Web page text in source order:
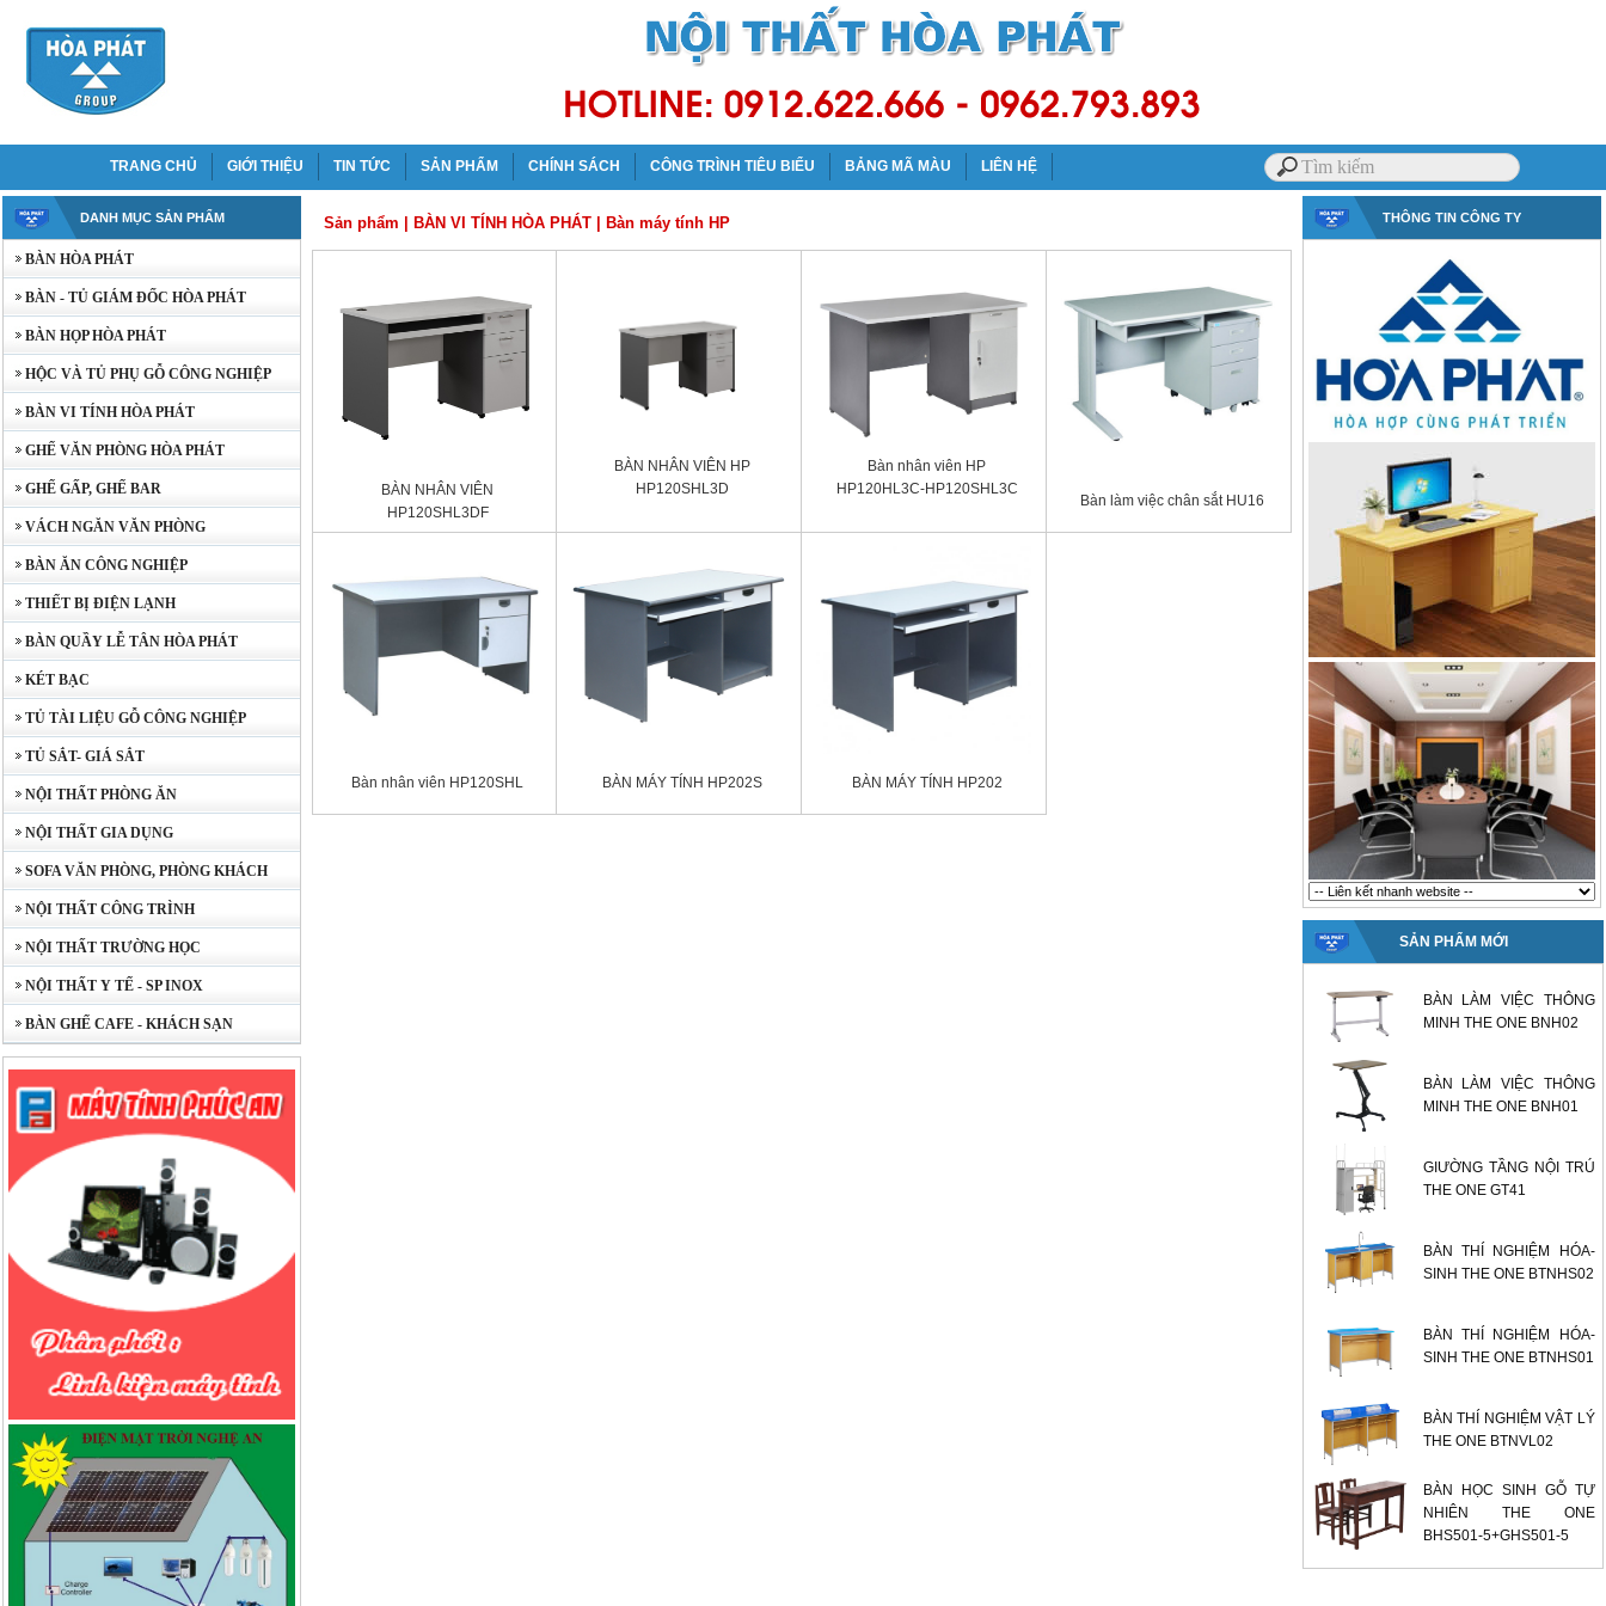
TRANG CHỦ GIỚI THIỆU TIN TỨC SẢN PHẨM CHÍNH SÁCH CÔNG TRÌNH TIÊU BIỂU BẢNG MÃ MÀU LIÊN HỆ
DANH MỤC SẢN PHẨM
BÀN HÒA PHÁT
BÀN - TỦ GIÁM ĐỐC HÒA PHÁT
BÀN HỌP HÒA PHÁT
HỘC VÀ TỦ PHỤ GỖ CÔNG NGHIỆP
BÀN VI TÍNH HÒA PHÁT
GHẾ VĂN PHÒNG HÒA PHÁT
GHẾ GẤP, GHẾ BAR
VÁCH NGĂN VĂN PHÒNG
BÀN ĂN CÔNG NGHIỆP
THIẾT BỊ ĐIỆN LẠNH
BÀN QUẦY LỄ TÂN HÒA PHÁT
KÉT BẠC
TỦ TÀI LIỆU GỖ CÔNG NGHIỆP
TỦ SẮT- GIÁ SẮT
NỘI THẤT PHÒNG ĂN
NỘI THẤT GIA DỤNG
SOFA VĂN PHÒNG, PHÒNG KHÁCH
NỘI THẤT CÔNG TRÌNH
NỘI THẤT TRƯỜNG HỌC
NỘI THẤT Y TẾ - SP INOX
BÀN GHẾ CAFE - KHÁCH SẠN
Sản phẩm BÀN VI TÍNH HÒA PHÁT Bàn máy tính HP
BÀN NHÂN VIÊN
HP120SHL3DF
BÀN NHÂN VIÊN HP
HP120SHL3D
Bàn nhân viên HP
HP120HL3C-HP120SHL3C
Bàn làm việc chân sắt HU16
Bàn nhân viên HP120SHL BÀN MÁY TÍNH HP202S BÀN MÁY TÍNH HP202
THÔNG TIN CÔNG TY
SẢN PHẨM MỚI
BÀN LÀM VIỆC THÔNG
MINH THE ONE BNH02
BÀN LÀM VIỆC THÔNG
MINH THE ONE BNH01
GIƯỜNG TẦNG NỘI TRÚ
THE ONE GT41
BÀN THÍ NGHIỆM HÓA-
SINH THE ONE BTNHS02
BÀN THÍ NGHIỆM HÓA-
SINH THE ONE BTNHS01
BÀN THÍ NGHIỆM VẬT LÝ
THE ONE BTNVL02
BÀN HỌC SINH GỖ TỰ
NHIÊN THE ONE
BHS501-5+GHS501-5